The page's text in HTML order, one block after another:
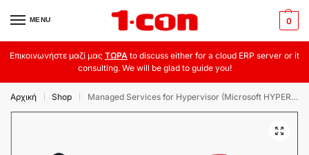
MENU 0
Επικοινωνήστε μαζί μας ΤΩΡΑ to discuss either for a cloud ERP server or it
consulting. We will be glad to guide you!
Αρχική Shop Managed Services for Hypervisor (Microsoft HYPER-V)